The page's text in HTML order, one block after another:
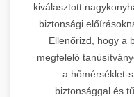
kiválasztott
biztonsági
Ellenőrizd, hogy a
megfelelő
a hőmérséklet-
biztonsággal és